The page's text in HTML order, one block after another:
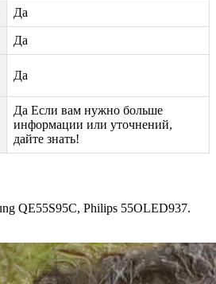
Да
Да
Да
Да Если вам нужно больше
информации или уточнений,
дайте знать!
QE55S95C, Philips 55OLED937.